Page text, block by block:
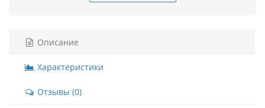
Описание
Характеристики
Отзывы (0)